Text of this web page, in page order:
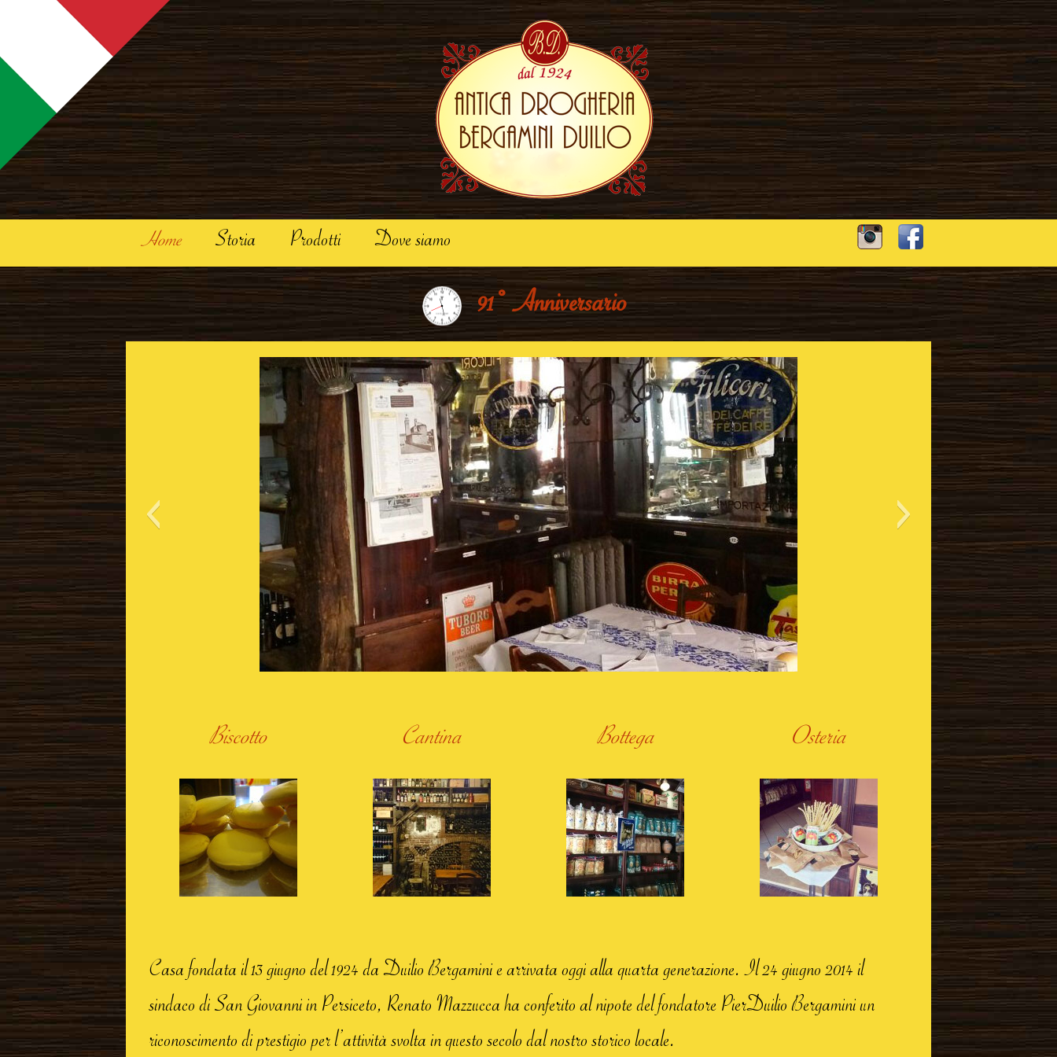
Skip to content
Home Storia
Prodotti
Dolci
Liquori
Dove siamo
91° Anniversario
Biscotto Cantina Bottega Osteria
Casa fondata il 13 giugno del 1924 da Duilio Bergamini e arrivata oggi alla quarta generazione. Il 24 giugno 2014 il
sindaco di San Giovanni in Persiceto, Renato Mazzucca ha conferito al nipote del fondatore PierDuilio Bergamini un
riconoscimento di prestigio per l’attività svolta in questo secolo dal nostro storico locale.